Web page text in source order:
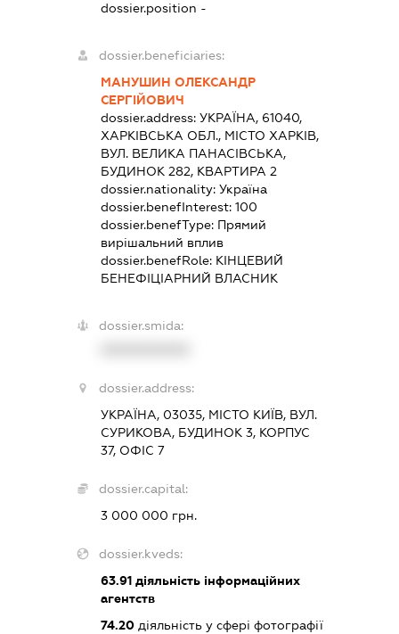
dossier.position -
dossier.beneficiaries:
МАНУШИН ОЛЕКСАНДР
СЕРГІЙОВИЧ
dossier.address: УКРАЇНА, 61040,
ХАРКІВСЬКА ОБЛ., МІСТО ХАРКІВ,
ВУЛ. ВЕЛИКА ПАНАСІВСЬКА,
БУДИНОК 282, КВАРТИРА 2
dossier.nationality: Україна
dossier.benefInterest: 100
dossier.benefType: Прямий
вирішальний вплив
dossier.benefRole: КІНЦЕВИЙ
БЕНЕФІЦІАРНИЙ ВЛАСНИК
dossier.smida:
dossier.address:
УКРАЇНА, 03035, МІСТО КИЇВ, ВУЛ.
СУРИКОВА, БУДИНОК 3, КОРПУС
37, ОФІС 7
dossier.capital:
3 000 000 грн.
dossier.kveds:
63.91діяльність інформаційних
агентств
74.20діяльність у сфері фотографії